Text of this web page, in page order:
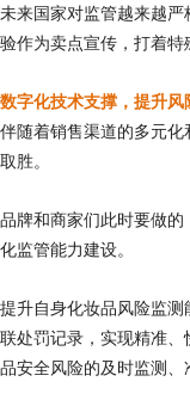
未来国家对监管越来越
验作为卖点宣传，打着
数字化技术支撑，提升风
伴随着销售渠道的多元
取胜。
品牌和商家们此时要做
化监管能力建设。
提升自身化妆品风险监
联处罚记录，实现精准
品安全风险的及时监测、